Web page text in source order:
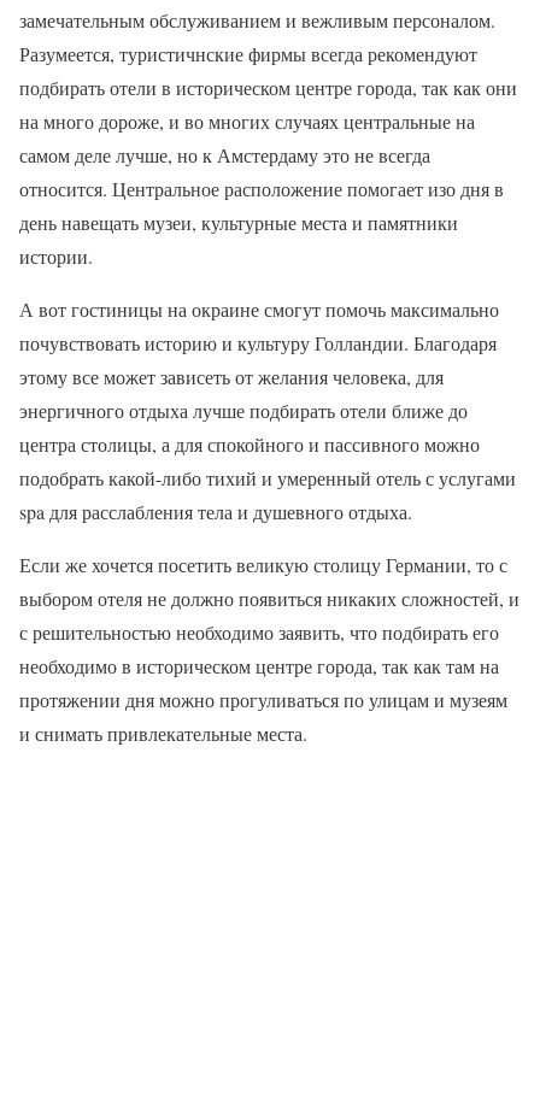
замечательным обслуживанием и вежливым персоналом.
Разумеется, туристичнские фирмы всегда рекомендуют
подбирать отели в историческом центре города, так как они
на много дороже, и во многих случаях центральные на
самом деле лучше, но к Амстердаму это не всегда
относится. Центральное расположение помогает изо дня в
день навещать музеи, культурные места и памятники
истории.
А вот гостиницы на окраине смогут помочь максимально
почувствовать историю и культуру Голландии. Благодаря
этому все может зависеть от желания человека, для
энергичного отдыха лучше подбирать отели ближе до
центра столицы, а для спокойного и пассивного можно
подобрать какой-либо тихий и умеренный отель с услугами
spa для расслабления тела и душевного отдыха.
Если же хочется посетить великую столицу Германии, то с
выбором отеля не должно появиться никаких сложностей, и
с решительностью необходимо заявить, что подбирать его
необходимо в историческом центре города, так как там на
протяжении дня можно прогуливаться по улицам и музеям
и снимать привлекательные места.